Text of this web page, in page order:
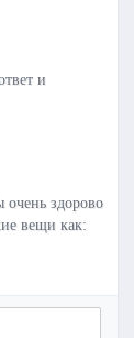
и
очень здорово
вещи как: